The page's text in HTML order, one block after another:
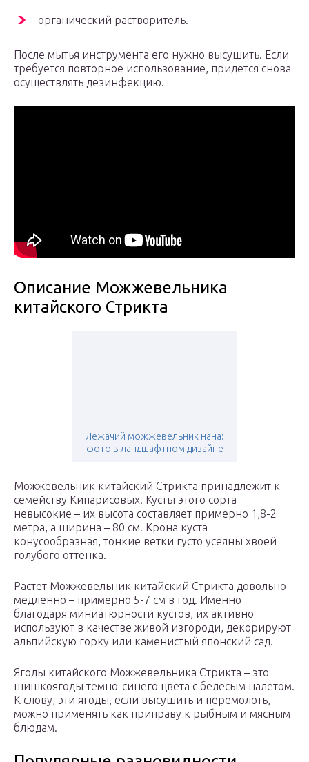
органический растворитель.
После мытья инструмента его нужно высушить. Если
требуется повторное использование, придется снова
осуществлять дезинфекцию.
Описание Можжевельника
китайского Стрикта
Лежачий можжевельник нана:
фото в ландшафтном дизайне
Можжевельник китайский Стрикта принадлежит к
семейству Кипарисовых. Кусты этого сорта
невысокие – их высота составляет примерно 1,8-2
метра, а ширина – 80 см. Крона куста
конусообразная, тонкие ветки густо усеяны хвоей
голубого оттенка.
Растет Можжевельник китайский Стрикта довольно
медленно – примерно 5-7 см в год. Именно
благодаря миниатюрности кустов, их активно
используют в качестве живой изгороди, декорируют
альпийскую горку или каменистый японский сад.
Ягоды китайского Можжевельника Стрикта – это
шишкоягоды темно-синего цвета с белесым налетом.
К слову, эти ягоды, если высушить и перемолоть,
можно применять как приправу к рыбным и мясным
блюдам.